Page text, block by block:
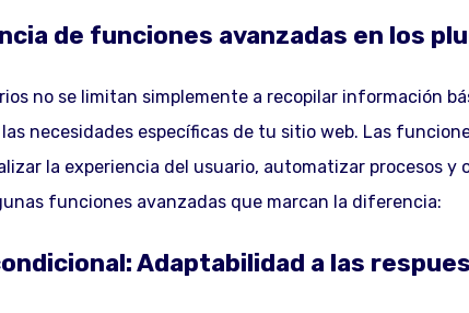
de funciones avanzadas en los
no se limitan simplemente a recopilar información
necesidades específicas de tu sitio web. Las
la experiencia del usuario, automatizar procesos y
funciones avanzadas que marcan la diferencia:
Adaptabilidad a las